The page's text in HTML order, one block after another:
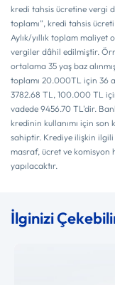
kredi tahsis ücretine vergi
toplamı”, kredi tahsis
Aylık/yıllık toplam
vergiler dâhil edilmiştir.
ortalama 35 yaş baz
toplamı 20.000TL için 36
3782.68 TL, 100.000 TL
vadede 9456.70 TL'dir.
kredinin kullanımı için son
sahiptir. Krediye ilişkin
masraf, ücret ve komisyon
yapılacaktır.
İlginizi